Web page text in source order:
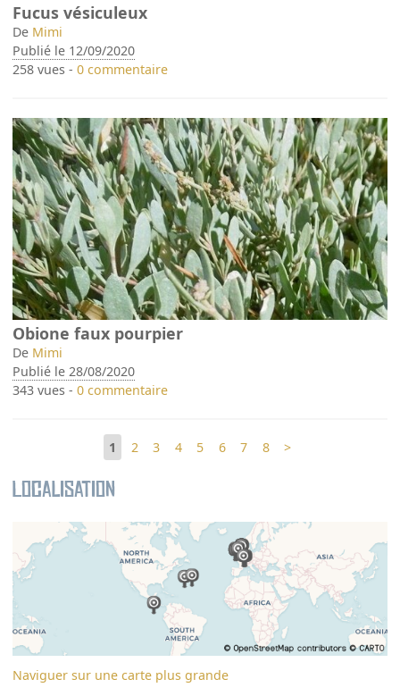
Fucus vésiculeux
De Mimi
Publié le 12/09/2020
258 vues -0 commentaire
Obione faux pourpier
De Mimi
Publié le 28/08/2020
343 vues -0 commentaire
1 2 3 4 5 6 7 8 >
Localisation
Naviguer sur une carte plus grande